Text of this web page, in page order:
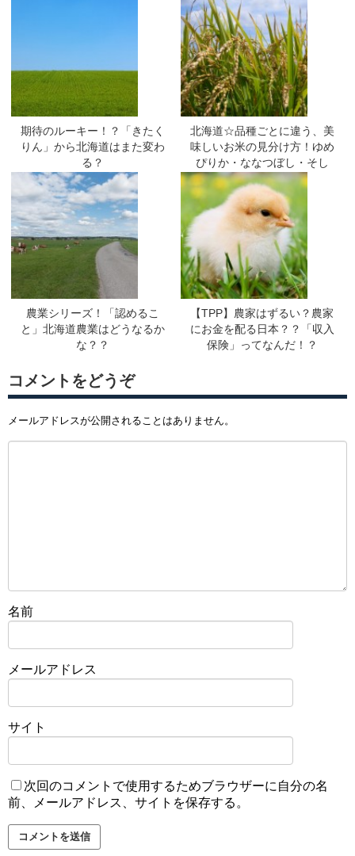
期待のルーキー！？「きたく
りん」から北海道はまた変わ
る？
北海道☆品種ごとに違う、美
味しいお米の見分け方！ゆめ
ぴりか・ななつぼし・そし
て・・・
農業シリーズ！「認めるこ
と」北海道農業はどうなるか
な？？
【TPP】農家はずるい？農家
にお金を配る日本？？「収入
保険」ってなんだ！？
コメントをどうぞ
メールアドレスが公開されることはありません。
名前
メールアドレス
サイト
次回のコメントで使用するためブラウザーに自分の名
前、メールアドレス、サイトを保存する。